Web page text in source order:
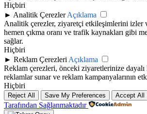
Hiçbiri
► Analitik ÇerezlerAçıklama
Analitik çerezler, ziyaretçi etkileşimlerini izler
hemen çıkma oranı ve trafik kaynakları gibi
sağlar.
Hiçbiri
► Reklam ÇerezleriAçıklama
Reklam çerezleri, önceki ziyaretlerinize
reklamlar sunar ve reklam kampanyalarının
Hiçbiri
Reject All Save My Preferences Accept All
Tarafından Sağlanmaktadır